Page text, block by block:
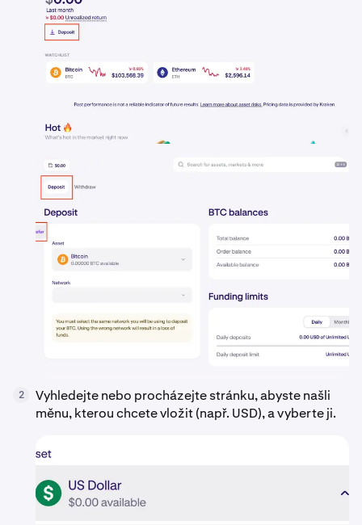
2
Vyhledejte nebo procházejte stránku, abyste našli
měnu, kterou chcete vložit (např. USD), a vyberte ji.